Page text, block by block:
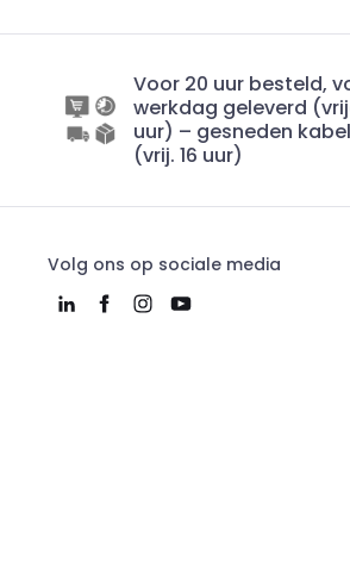
Voor 20 uur besteld,
werkdag geleverd
uur) – gesneden
(vrij. 16 uur)
Volg ons op sociale media